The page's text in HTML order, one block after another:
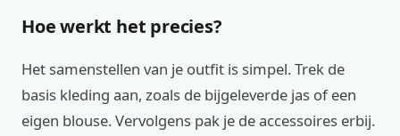
Hoe werkt het precies?
Het samenstellen van je outfit is simpel. Trek de
basis kleding aan, zoals de bijgeleverde jas of een
eigen blouse. Vervolgens pak je de accessoires erbij.